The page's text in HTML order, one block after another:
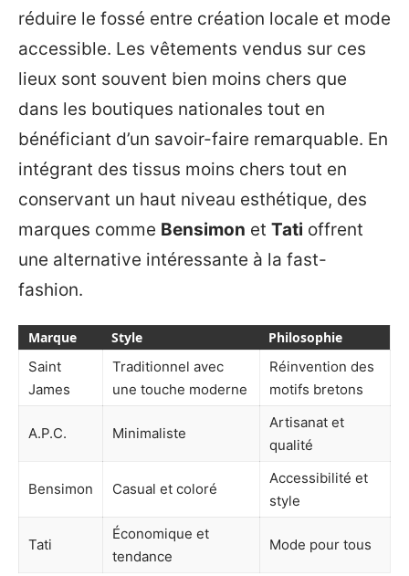
réduire le fossé entre création locale et mode
accessible. Les vêtements vendus sur ces
lieux sont souvent bien moins chers que
dans les boutiques nationales tout en
bénéficiant d’un savoir-faire remarquable. En
intégrant des tissus moins chers tout en
conservant un haut niveau esthétique, des
marques comme Bensimon et Tati offrent
une alternative intéressante à la fast-
fashion.
Marque Style
Philosophie
Saint
James
Traditionnel avec
une touche moderne
Réinvention des
motifs bretons
A.P.C. Minimaliste
Artisanat et
qualité
Bensimon Casual et coloré
Accessibilité et
style
Tati
Économique et
tendance
Mode pour tous